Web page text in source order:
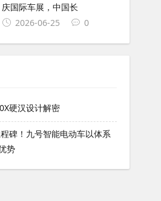
#摩托车图片 #摩托车壁纸
壁纸
庆国际车展，中国长
2026-06-25
0
硬汉设计解密
碑！九号智能电动车以体系
势